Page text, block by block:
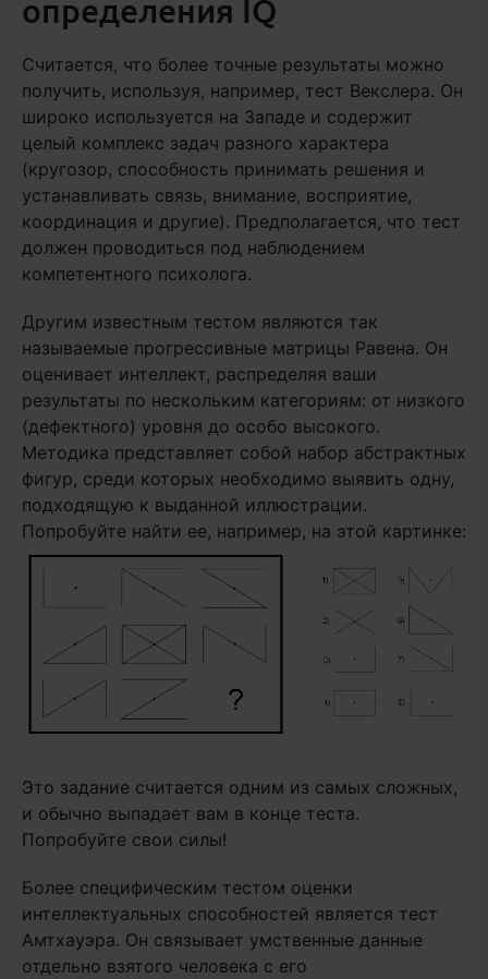
определения IQ
Считается, что более точные результаты можно
получить, используя, например, тест Векслера. Он
широко используется на Западе и содержит
целый комплекс задач разного характера
(кругозор, способность принимать решения и
устанавливать связь, внимание, восприятие,
координация и другие). Предполагается, что тест
должен проводиться под наблюдением
компетентного психолога.
Другим известным тестом являются так
называемые прогрессивные матрицы Равена. Он
оценивает интеллект, распределяя ваши
результаты по нескольким категориям: от низкого
(дефектного) уровня до особо высокого.
Методика представляет собой набор абстрактных
фигур, среди которых необходимо выявить одну,
подходящую к выданной иллюстрации.
Попробуйте найти ее, например, на этой картинке:
Это задание считается одним из самых сложных,
и обычно выпадает вам в конце теста.
Попробуйте свои силы!
Более специфическим тестом оценки
интеллектуальных способностей является тест
Амтхауэра. Он связывает умственные данные
отдельно взятого человека с его